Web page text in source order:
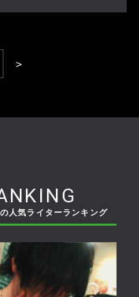
>
人気ライターランキング